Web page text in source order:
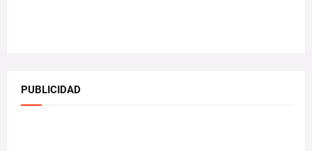
PUBLICIDAD